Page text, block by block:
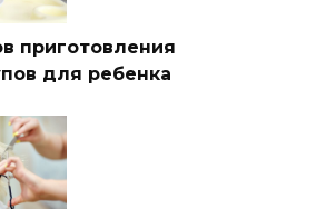
приготовления
для ребенка